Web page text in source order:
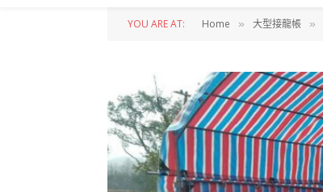
YOU ARE AT: Home » 大型接龍帳 »